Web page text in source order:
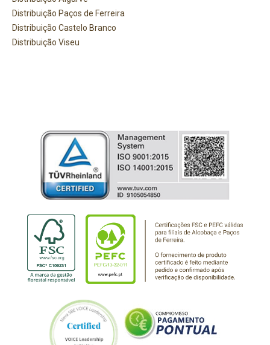
Distribuição Paços de Ferreira
Distribuição Castelo Branco
Distribuição Viseu